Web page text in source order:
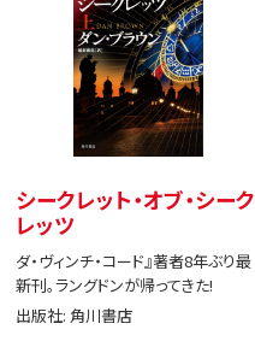
シークレット・オブ・シーク
レッツ
ダ・ヴィンチ・コード』著者8年ぶり最
新刊。ラングドンが帰ってきた!
出版社: 角川書店